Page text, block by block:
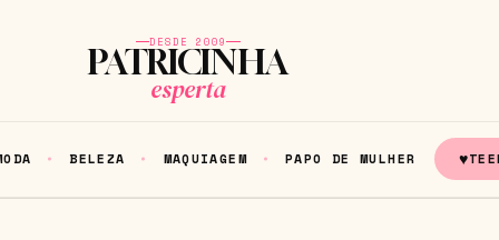
DESDE 2009
PATRICINHA
esperta
BELEZA MAQUIAGEM PAPO DE MULHER ♥